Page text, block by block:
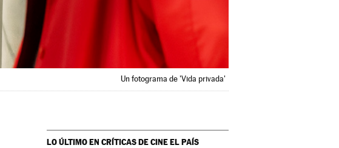
Un fotograma de 'Vida privada'
LO ÚLTIMO EN CRÍTICAS DE CINEEL PAÍS